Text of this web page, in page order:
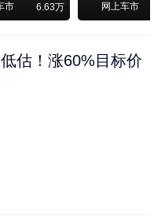
市 6.63万 网上车市
估！涨60%目标价